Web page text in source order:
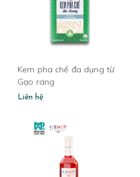
Kem pha chế đa dụng từ
Gạo rang
Liên hệ